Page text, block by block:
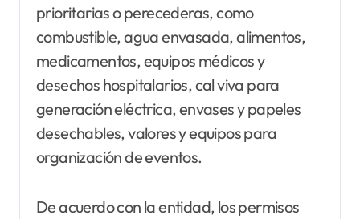
prioritarias o perecederas, como
combustible, agua envasada, alimentos,
medicamentos, equipos médicos y
desechos hospitalarios, cal viva para
generación eléctrica, envases y papeles
desechables, valores y equipos para
organización de eventos.
De acuerdo con la entidad, los permisos